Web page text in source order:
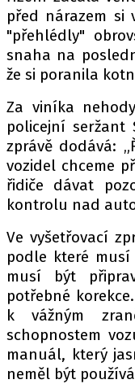
před nárazem si
"přehlédly"
snaha na
že si poranila
Za viníka
policejní seržant
zprávě dodává:
vozidel chceme
řidiče dávat
kontrolu nad
Ve vyšetřovací
podle které
musí být
potřebné
k vážným
schopnostem
manuál, který
neměl být